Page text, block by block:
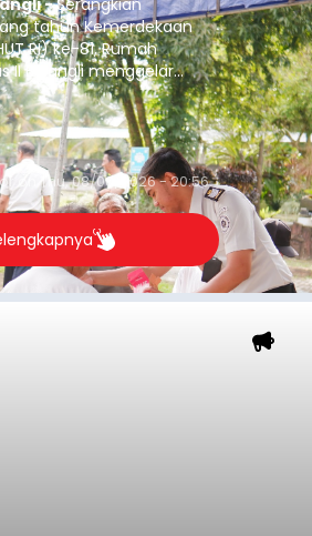
tahun Kemerdekaan
RI) ke-81, Rumah
II B Bangli menggelar
kesehatan gratis, Rabu
Thu, 08/06/2026 - 20:56